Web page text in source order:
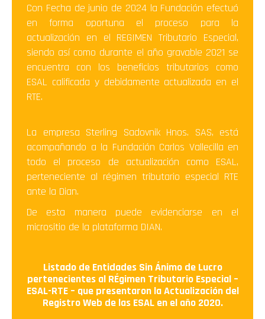
Con Fecha de junio de 2024 la Fundación efectuó
en forma oportuna el proceso para la
actualización en el REGIMEN Tributario Especial,
siendo así como durante el año gravable 2021 se
encuentra con los beneficios tributarios como
ESAL calificada y debidamente actualizada en el
RTE.
La empresa Sterling Sadovnik Hnos. SAS, está
acompañando a la Fundación Carlos Vallecilla en
todo el proceso de actualización como ESAL,
perteneciente al régimen tributario especial RTE
ante la Dian.
De esta manera puede evidenciarse en el
micrositio de la plataforma DIAN.
Listado de Entidades Sin Ánimo de Lucro
pertenecientes al RÉgimen Tributario Especial –
ESAL-RTE – que presentaron la Actualización del
Registro Web de las ESAL en el año 2020.